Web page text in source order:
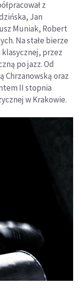
z
Jan
Muniak, Robert
Na stałe bierze
przez
po jazz. Od
Chrzanowską oraz
II stopnia
w Krakowie.